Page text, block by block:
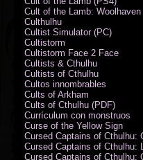
Cult of the Lamb: Woolhaven
Culthulhu
Cultist Simulator (PC)
Cultistorm
Cultistorm Face 2 Face
Cultists & Cthulhu
Cultists of Cthulhu
Cultos innombrables
Cults of Arkham
Cults of Cthulhu (PDF)
Currículum con monstruos
Curse of the Yellow Sign
Cursed Captains of Cthulhu:
Cursed Captains of Cthulhu:
Cursed Captains of Cthulhu: